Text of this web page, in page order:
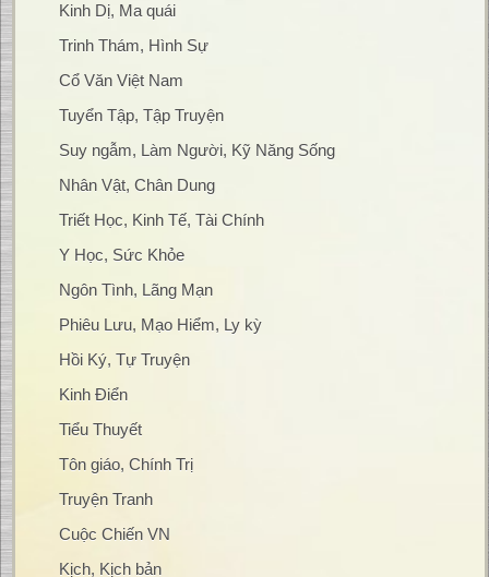
Kinh Dị, Ma quái
Trinh Thám, Hình Sự
Cổ Văn Việt Nam
Tuyển Tập, Tập Truyện
Suy ngẫm, Làm Người, Kỹ Năng Sống
Nhân Vật, Chân Dung
Triết Học, Kinh Tế, Tài Chính
Y Học, Sức Khỏe
Ngôn Tình, Lãng Mạn
Phiêu Lưu, Mạo Hiểm, Ly kỳ
Hồi Ký, Tự Truyện
Kinh Điển
Tiểu Thuyết
Tôn giáo, Chính Trị
Truyện Tranh
Cuộc Chiến VN
Kịch, Kịch bản